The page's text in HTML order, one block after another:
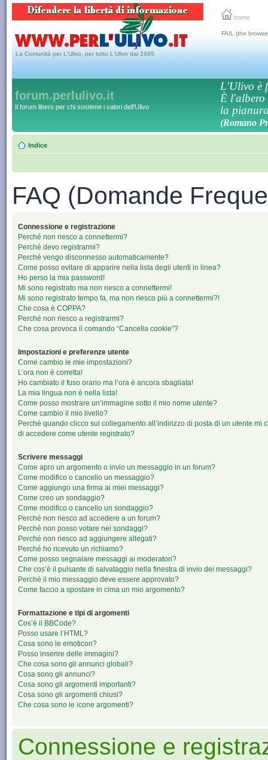
home
La Comunità per L'Ulivo, per tutto L'Ulivo dal 1995
FAIL (the
forum.perlulivo.it
Il forum libero per chi sostiene i valori dell'Ulivo
L'Ulivo è
È l'albero
la
(Romano
Indice
FAQ (Domande
Connessione e registrazione
Perché non riesco a connettermi?
Perché devo registrarmi?
Perché vengo disconnesso automaticamente?
Come posso evitare di apparire nella lista degli utenti in linea?
Ho perso la mia password!
Mi sono registrato ma non riesco a connettermi!
Mi sono registrato tempo fa, ma non riesco piú a connettermi?!
Che cosa è COPPA?
Perché non riesco a registrarmi?
Che cosa provoca il comando “Cancella cookie”?
Impostazioni e preferenze utente
Come cambio le mie impostazioni?
L’ora non è corretta!
Ho cambiato il fuso orario ma l’ora è ancora sbagliata!
La mia lingua non è nella lista!
Come posso mostrare un’immagine sotto il mio nome utente?
Come cambio il mio livello?
Perché quando clicco sul collegamento all’indirizzo di posta di un utente mi
di accedere come utente registrato?
Scrivere messaggi
Come apro un argomento o invio un messaggio in un forum?
Come modifico o cancello un messaggio?
Come aggiungo una firma ai miei messaggi?
Come creo un sondaggio?
Come modifico o cancello un sondaggio?
Perché non riesco ad accedere a un forum?
Perché non posso votare nei sondaggi?
Perché non riesco ad aggiungere allegati?
Perché ho ricevuto un richiamo?
Come posso segnalare messaggi ai moderatori?
Che cos’è il pulsante di salvataggio nella finestra di invio dei messaggi?
Perché il mio messaggio deve essere approvato?
Come faccio a spostare in cima un mio argomento?
Formattazione e tipi di argomenti
Cos’è il BBCode?
Posso usare l’HTML?
Cosa sono le emoticon?
Posso inserire delle immagini?
Che cosa sono gli annunci globali?
Cosa sono gli annunci?
Cosa sono gli argomenti importanti?
Cosa sono gli argomenti chiusi?
Che cosa sono le icone argomenti?
Connessione e